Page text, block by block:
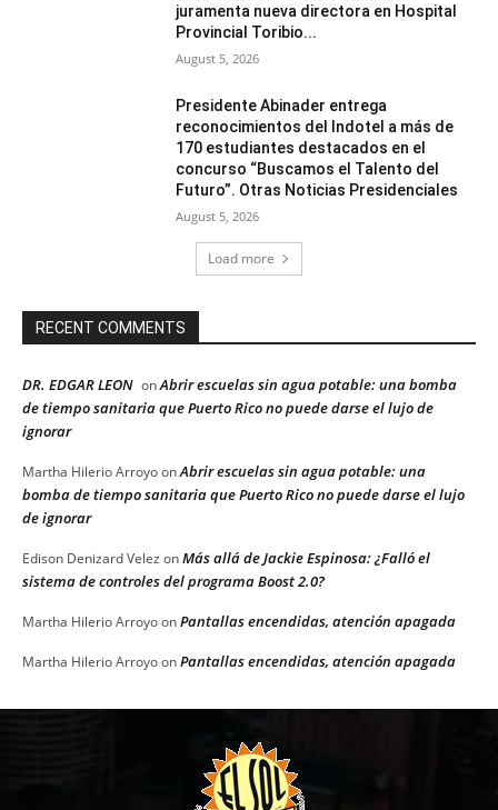
juramenta nueva directora en Hospital
Provincial Toribio...
August 5, 2026
Presidente Abinader entrega
reconocimientos del Indotel a más de
170 estudiantes destacados en el
concurso “Buscamos el Talento del
Futuro”. Otras Noticias Presidenciales
August 5, 2026
Load more
RECENT COMMENTS
DR. EDGAR LEON onAbrir escuelas sin agua potable: una bomba
de tiempo sanitaria que Puerto Rico no puede darse el lujo de
ignorar
Martha Hilerio ArroyoonAbrir escuelas sin agua potable: una
bomba de tiempo sanitaria que Puerto Rico no puede darse el lujo
de ignorar
Edison Denizard Velez onMás allá de Jackie Espinosa: ¿Falló el
sistema de controles del programa Boost 2.0?
Martha Hilerio ArroyoonPantallas encendidas, atención apagada
Martha Hilerio ArroyoonPantallas encendidas, atención apagada